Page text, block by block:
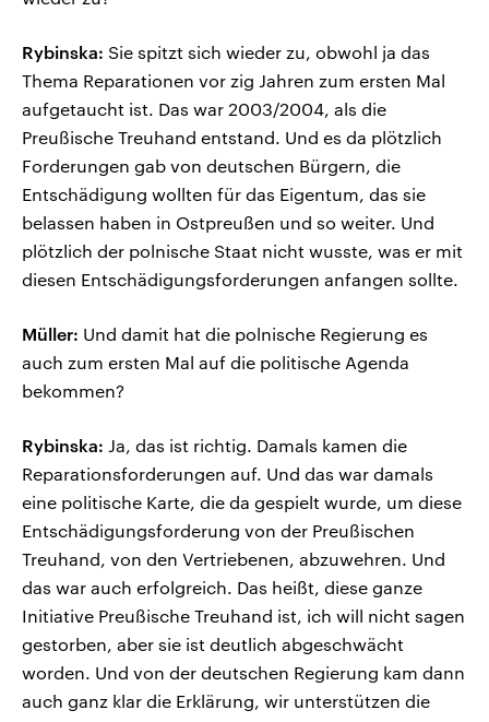
Rybinska: Sie spitzt sich wieder zu, obwohl ja das
Thema Reparationen vor zig Jahren zum ersten Mal
aufgetaucht ist. Das war 2003/2004, als die
Preußische Treuhand entstand. Und es da plötzlich
Forderungen gab von deutschen Bürgern, die
Entschädigung wollten für das Eigentum, das sie
belassen haben in Ostpreußen und so weiter. Und
plötzlich der polnische Staat nicht wusste, was er mit
diesen Entschädigungsforderungen anfangen sollte.
Müller: Und damit hat die polnische Regierung es
auch zum ersten Mal auf die politische Agenda
bekommen?
Rybinska: Ja, das ist richtig. Damals kamen die
Reparationsforderungen auf. Und das war damals
eine politische Karte, die da gespielt wurde, um diese
Entschädigungsforderung von der Preußischen
Treuhand, von den Vertriebenen, abzuwehren. Und
das war auch erfolgreich. Das heißt, diese ganze
Initiative Preußische Treuhand ist, ich will nicht sagen
gestorben, aber sie ist deutlich abgeschwächt
worden. Und von der deutschen Regierung kam dann
auch ganz klar die Erklärung, wir unterstützen die